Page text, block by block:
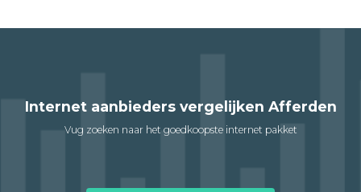
Internet aanbieders vergelijken Afferden
Vug zoeken naar het goedkoopste internet pakket